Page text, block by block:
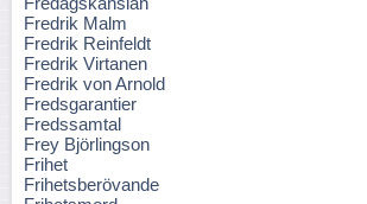
Fredrik Malm
Fredrik Reinfeldt
Fredrik Virtanen
Fredrik von Arnold
Fredsgarantier
Fredssamtal
Frey Björlingson
Frihet
Frihetsberövande